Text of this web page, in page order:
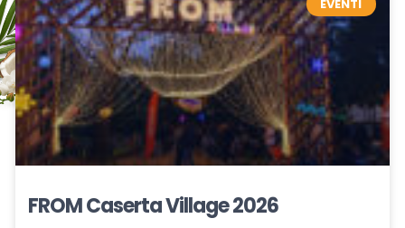
EVENTI
FROM Caserta Village 2026